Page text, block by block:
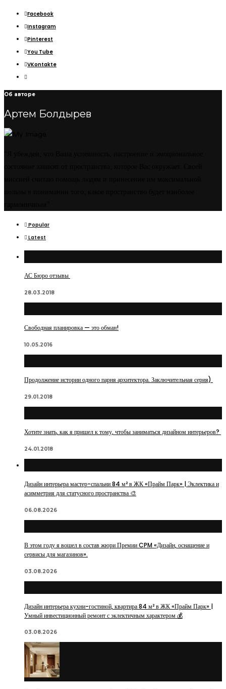
Facebook
Instagram
Pinterest
You Tube
VKontakte
Об авторе
Артем Болдырев
Popular
Latest
АС Бюро отзывы
28.03.2018
Свободная планировка — это обман!
10.05.2016
Продолжение истории одного парня архитектора. Заключительная серия)
29.01.2018
Хотите знать, как я пришел к тому, чтобы заниматься дизайном интерьеров?
24.01.2018
Дизайн интерьера мастер-спальни 84 м² в ЖК «Прайм Парк» | Эклектика и
асимметрия для статусного пространства 🎨
06.08.2026
В этом году я вошел в состав жюри Премии CPM «Дизайн, оснащение и
сервисы для магазинов».
03.08.2026
Дизайн интерьера кухни-гостиной, квартира 84 м² в ЖК «Прайм Парк» |
Умный инвестиционный ремонт с эклектичным характером 💰
03.08.2026